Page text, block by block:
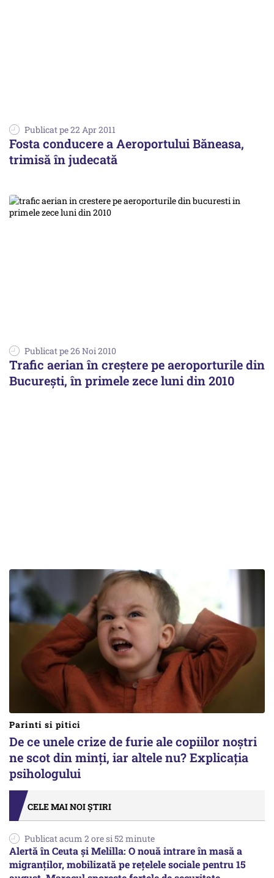
Publicat pe 22 Apr 2011
Fosta conducere a Aeroportului Băneasa,
trimisă în judecată
Publicat pe 26 Noi 2010
Trafic aerian în creştere pe aeroporturile din
Bucureşti, în primele zece luni din 2010
Parinti si pitici
De ce unele crize de furie ale copiilor noștri
ne scot din minți, iar altele nu? Explicația
psihologului
CELE MAI NOI ȘTIRI
Publicat acum 2 ore si 52 minute
Alertă în Ceuta și Melilla: O nouă intrare în masă a
migranților, mobilizată pe rețelele sociale pentru 15